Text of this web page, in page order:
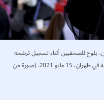
يلوح للصحفيين أثناء تسجيل ترشحه
للانتخابات الرئاسية القادمة في مقر وزارة الداخلية في طهران، 15 مايو 2021. (صورة من